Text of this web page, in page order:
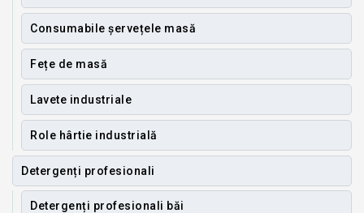
Consumabile șervețele masă
Fețe de masă
Lavete industriale
Role hârtie industrială
Detergenți profesionali
Detergenți profesionali băi